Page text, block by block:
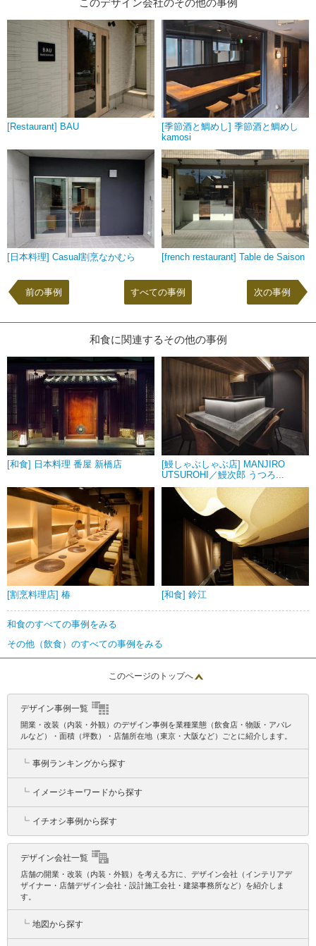
[Restaurant] BAU
[季節酒と鯛めし] 季節酒と鯛めし
kamosi
[日本料理] Casual割烹なかむら [french restaurant] Table de Saison
前の事例 次の事例
すべての事例
和食に関連するその他の事例
[和食] 日本料理 番屋 新橋店
[鰻しゃぶしゃぶ店] MANJIRO
UTSUROHI／鰻次郎 うつろ...
[割烹料理店] 椿 [和食] 鈴江
和食のすべての事例をみる
その他（飲食）のすべての事例をみる
このページのトップへ
デザイン事例一覧
開業・改装（内装・外観）のデザイン事例を業種業態（飲食店・物販・アパレ
ルなど）・面積（坪数）・店舗所在地（東京・大阪など）ごとに紹介します。
┗ 事例ランキングから探す
┗ イメージキーワードから探す
┗ イチオシ事例から探す
デザイン会社一覧
店舗の開業・改装（内装・外観）を考える方に、デザイン会社（インテリアデ
ザイナー・店舗デザイン会社・設計施工会社・建築事務所など）を紹介しま
す。
┗ 地図から探す